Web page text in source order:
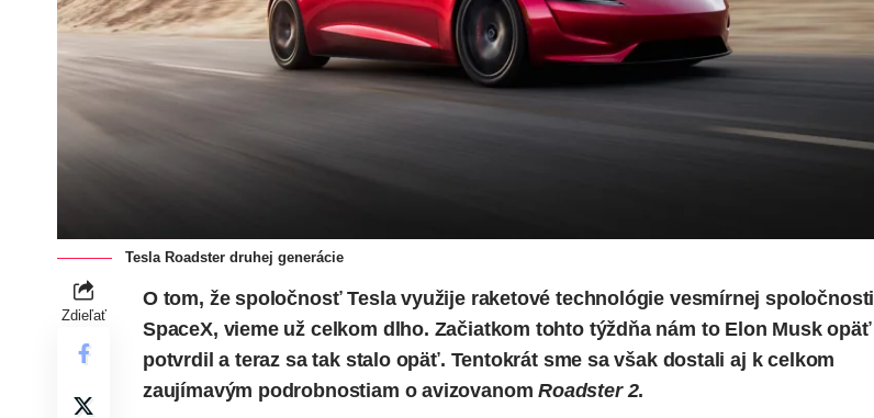
Tesla Roadster druhej generácie
Zdieľať
O tom, že spoločnosť Tesla využije raketové technológie vesmírnej spoločnosti
SpaceX, vieme už celkom dlho. Začiatkom tohto týždňa nám to Elon Musk opäť
potvrdil a teraz sa tak stalo opäť. Tentokrát sme sa však dostali aj k celkom
zaujímavým podrobnostiam o avizovanomRoadster 2.